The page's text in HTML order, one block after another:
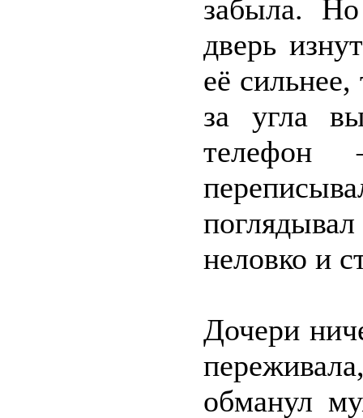
забыла.
дверь
её
за угла
неловко и
Дочери
обманул